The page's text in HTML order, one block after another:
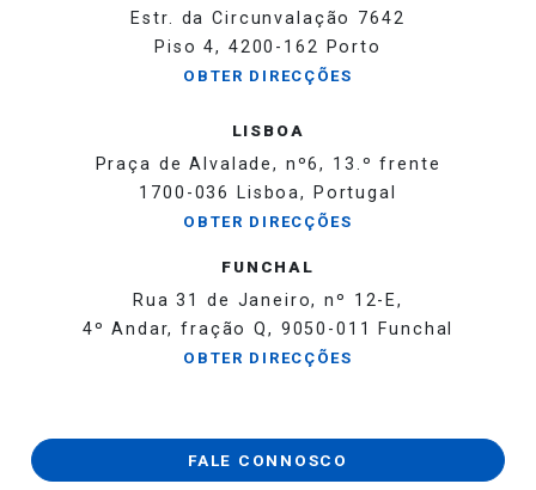
Estr. da Circunvalação 7642
Piso 4, 4200-162 Porto
OBTER DIRECÇÕES
LISBOA
Praça de Alvalade, nº6, 13.º frente
1700-036 Lisboa, Portugal
OBTER DIRECÇÕES
FUNCHAL
Rua 31 de Janeiro, nº 12-E,
4º Andar, fração Q, 9050-011 Funchal
OBTER DIRECÇÕES
FALE CONNOSCO